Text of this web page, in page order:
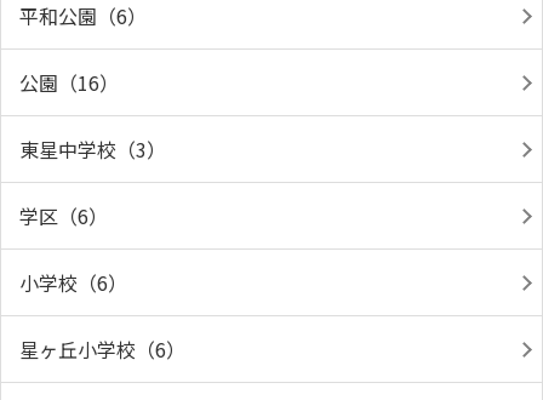
平和公園（6）
公園（16）
東星中学校（3）
学区（6）
小学校（6）
星ヶ丘小学校（6）